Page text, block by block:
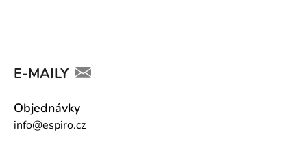
E-MAILY
Objednávky
info@espiro.cz